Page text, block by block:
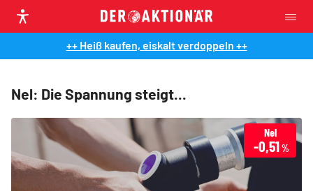
++ Heiß kaufen, eiskalt verdoppeln ++
Nel: Die Spannung steigt...
Nel
-0,51%